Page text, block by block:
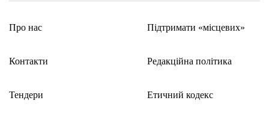
Про нас
Контакти
Тендери
Підтримати «місцевих»
Редакційна політика
Етичний кодекс